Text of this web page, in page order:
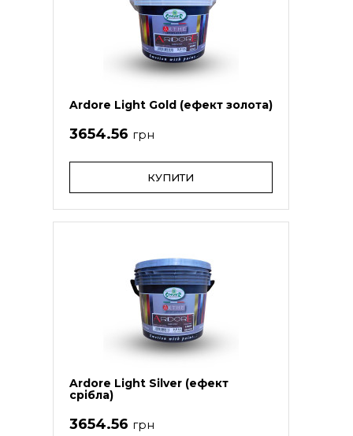
Ardore Light Gold (ефект золота)
3654.56 грн
КУПИТИ
Ardore Light Silver (ефект
срібла)
3654.56 грн